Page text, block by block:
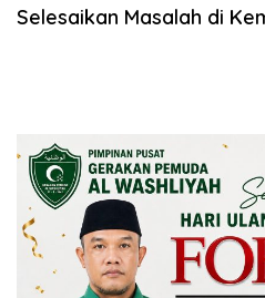
Selesaikan Masalah di